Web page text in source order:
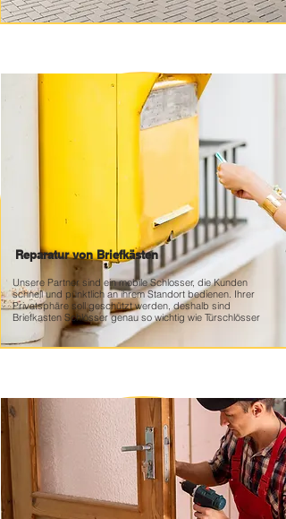
Reparatur von Briefkästen
Unsere Partner sind ein mobile Schlosser, die Kunden
schnell und pünktlich an ihrem Standort bedienen. Ihrer
Privatsphäre soll geschützt werden, deshalb sind
Briefkasten Schlösser genau so wichtig wie Türschlösser